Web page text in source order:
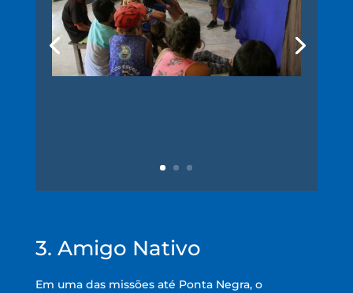
3. Amigo Nativo
Em uma das missões até Ponta Negra, o